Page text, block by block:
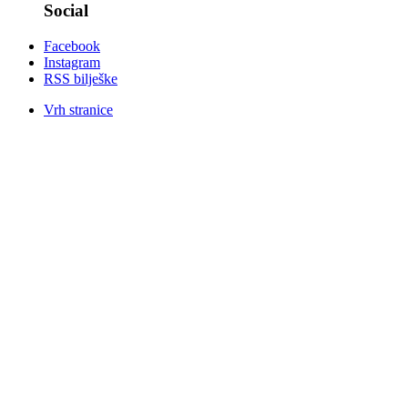
Social
Facebook
Instagram
RSS bilješke
Vrh stranice